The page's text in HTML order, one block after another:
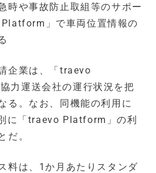
時や事故防止取組等のサポー
」で車両位置情報の
企業は、「traevo
力運送会社の運行状況を把
る。なお、同機能の利用に
に「traevo Platform」の利
だ。
料は、1か月あたりスタンダ